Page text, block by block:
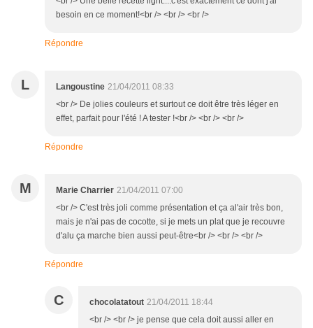
besoin en ce moment!<br /> <br /> <br />
Répondre
L Langoustine 21/04/2011 08:33
<br /> De jolies couleurs et surtout ce doit être très léger en
effet, parfait pour l'été ! A tester !<br /> <br /> <br />
Répondre
M Marie Charrier 21/04/2011 07:00
<br /> C'est très joli comme présentation et ça al'air très bon,
mais je n'ai pas de cocotte, si je mets un plat que je recouvre
d'alu ça marche bien aussi peut-être<br /> <br /> <br />
Répondre
C chocolatatout 21/04/2011 18:44
<br /> <br /> je pense que cela doit aussi aller en